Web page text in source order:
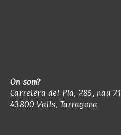
On som?
Carretera del Pla, 285, nau 21
43800 Valls, Tarragona